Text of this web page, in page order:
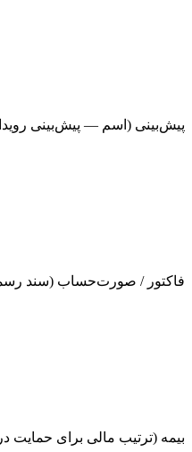
پیش‌بینی (اسم — پیش‌بینی
فاکتور / صورت‌حساب (سند
بیمه (ترتیب مالی برای حمایت